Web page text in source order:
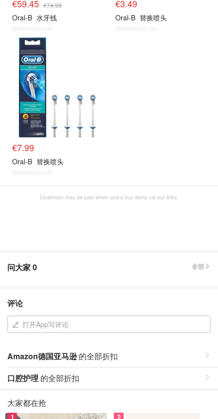
€59.45 €74.99
Oral-B 水牙线
@dealmoon.de
€3.49
Oral-B 替换喷头
@dealmoon.de
€7.99
Oral-B 替换喷头
@dealmoon.de
Dealmoon may be paid when users buy items via our links.
问大家0 全部
评论
打开App写评论
Amazon德国亚马逊的全部折扣
口腔护理 的全部折扣
大家都在抢
1 2